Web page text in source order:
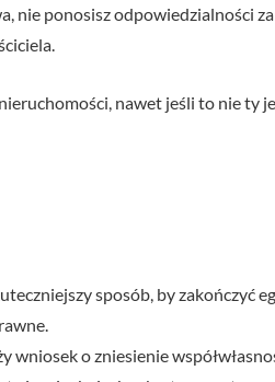
nie ponosisz odpowiedzialności
nawet jeśli to nie ty
sposób, by zakończyć
wniosek o zniesienie